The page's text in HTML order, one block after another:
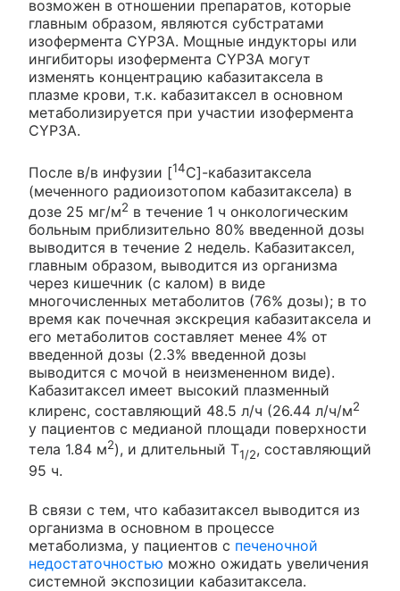
возможен в отношении препаратов, которые
главным образом, являются субстратами
изофермента CYP3A. Мощные индукторы или
ингибиторы изофермента CYP3A могут
изменять концентрацию кабазитаксела в
плазме крови, т.к. кабазитаксел в основном
метаболизируется при участии изофермента
CYP3A.
После в/в инфузии [14С]-кабазитаксела
(меченного радиоизотопом кабазитаксела) в
дозе 25 мг/м2 в течение 1 ч онкологическим
больным приблизительно 80% введенной дозы
выводится в течение 2 недель. Кабазитаксел,
главным образом, выводится из организма
через кишечник (с калом) в виде
многочисленных метаболитов (76% дозы); в то
время как почечная экскреция кабазитаксела и
его метаболитов составляет менее 4% от
введенной дозы (2.3% введенной дозы
выводится с мочой в неизмененном виде).
Кабазитаксел имеет высокий плазменный
клиренс, составляющий 48.5 л/ч (26.44 л/ч/м2
у пациентов с медианой площади поверхности
тела 1.84 м2), и длительный T1/2, составляющий
95 ч.
В связи с тем, что кабазитаксел выводится из
организма в основном в процессе
метаболизма, у пациентов с печеночной
недостаточностью можно ожидать увеличения
системной экспозиции кабазитаксела.